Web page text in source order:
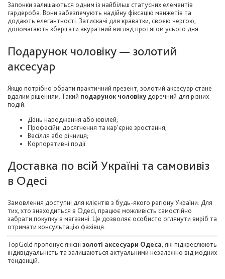
Запонки залишаються одним із найбільш статусних елементів
гардероба. Вони забезпечують надійну фіксацію манжетів та
додають елегантності. Затискачі для краватки, своєю чергою,
допомагають зберігати акуратний вигляд протягом усього дня.
Подарунок чоловіку — золотий
аксесуар
Якщо потрібно обрати практичний презент, золотий аксесуар стане
вдалим рішенням. Такий подарунок чоловіку доречний для різних
подій:
День народження або ювілей;
Професійні досягнення та кар'єрне зростання;
Весілля або річниця;
Корпоративні події.
Доставка по всій Україні та самовивіз
в Одесі
Замовлення доступні для клієнтів з будь-якого регіону України. Для
тих, хто знаходиться в Одесі, працює можливість самостійно
забрати покупку в магазині. Це дозволяє особисто оглянути виріб та
отримати консультацію фахівця.
TopGold пропонує якісні золоті аксесуари Одеса, які підкреслюють
індивідуальність та залишаються актуальними незалежно від модних
тенденцій.